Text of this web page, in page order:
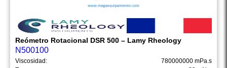
Reómetro Rotacional DSR 500 – Lamy Rheology
N500100
Viscosidad:
780000000 mPa.s